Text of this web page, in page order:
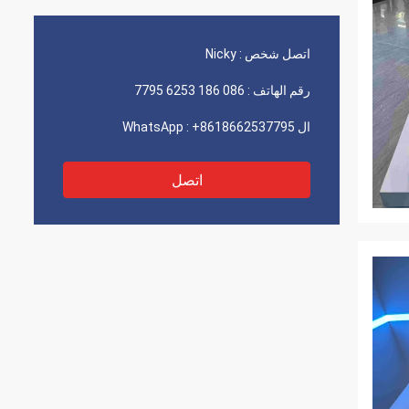
اتصل شخص : Nicky
رقم الهاتف : 086 186 6253 7795
ال WhatsApp : +8618662537795
اتصل